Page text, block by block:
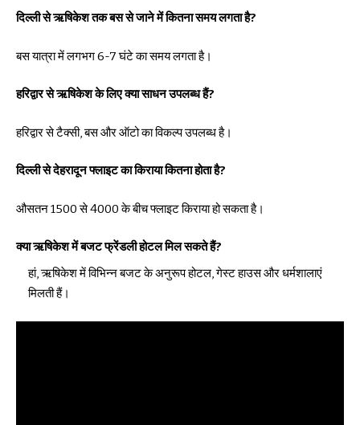
दिल्ली से ऋषिकेश तक बस से जाने में कितना समय लगता है?
बस यात्रा में लगभग 6-7 घंटे का समय लगता है।
हरिद्वार से ऋषिकेश के लिए क्या साधन उपलब्ध हैं?
हरिद्वार से टैक्सी, बस और ऑटो का विकल्प उपलब्ध है।
दिल्ली से देहरादून फ्लाइट का किराया कितना होता है?
औसतन ₹1500 से ₹4000 के बीच फ्लाइट किराया हो सकता है।
क्या ऋषिकेश में बजट फ्रेंडली होटल मिल सकते हैं?
हां, ऋषिकेश में विभिन्न बजट के अनुरूप होटल, गेस्ट हाउस और धर्मशालाएं
मिलती हैं।